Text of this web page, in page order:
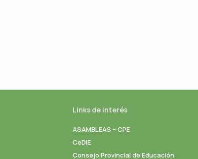
Links de interés
ASAMBLEAS – CPE
CeDIE
Consejo Provincial de Educación